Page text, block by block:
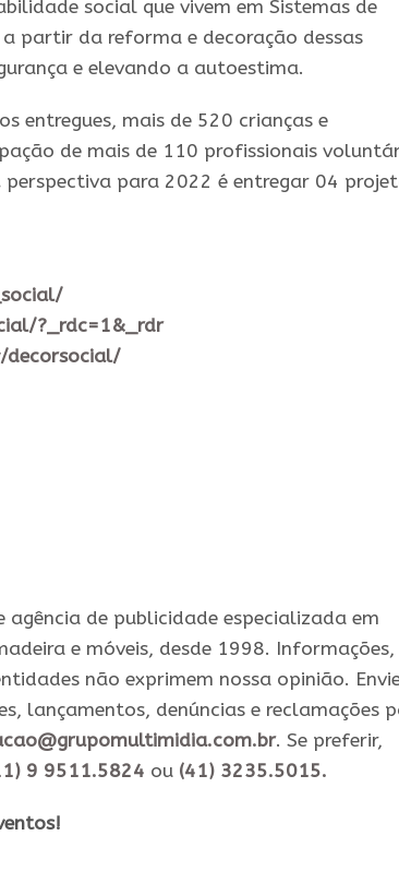
social que vivem em Sistemas de
partir da reforma e decoração dessas
e elevando a autoestima.
entregues, mais de 520 crianças e
de mais de 110 profissionais
perspectiva para 2022 é entregar 04
?_rdc=1&_rdr
decorsocial/
de publicidade especializada em
e móveis, desde 1998. Informações,
não exprimem nossa opinião.
lançamentos, denúncias e reclamações
. Se preferir,
9 9511.5824 ou (41) 3235.5015.